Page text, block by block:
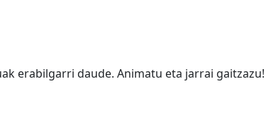
erabilgarri daude. Animatu eta jarrai gaitzazu!